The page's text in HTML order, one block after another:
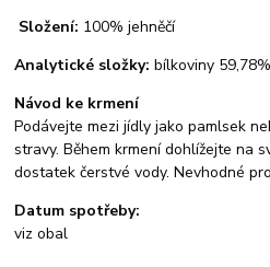
Složení: 100% jehněčí
Analytické složky:bílkoviny
Návod ke krmení
Podávejte mezi jídly jako pamlsek
stravy. Během krmení dohlížejte na
dostatek čerstvé vody. Nevhodné
Datum spotřeby:
viz obal